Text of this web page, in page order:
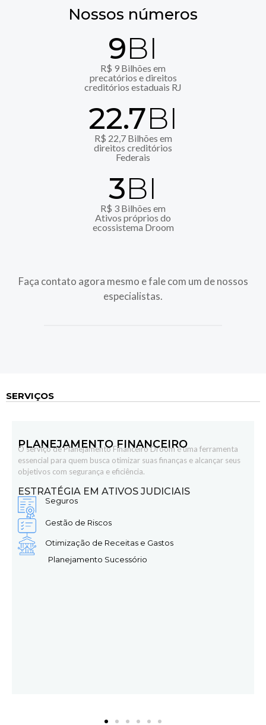
Nossos números
R$ 9 Bilhões em
precatórios e direitos
creditórios estaduais RJ
9BI
R$ 22,7 Bilhões em
direitos creditórios
Federais
22.7BI
R$ 3 Bilhões em
Ativos próprios do
ecossistema Droom
3BI
Faça contato agora mesmo e fale com um de nossos
especialistas.
SERVIÇOS
PLANEJAMENTO FINANCEIRO
O serviço de Planejamento Financeiro Droom é uma ferramenta
essencial para quem busca otimizar suas finanças e alcançar seus
objetivos com segurança e eficiência.
ESTRATÉGIA EM ATIVOS JUDICIAIS
Seguros
Gestão de Riscos
Otimização de Receitas e Gastos
Planejamento Sucessório